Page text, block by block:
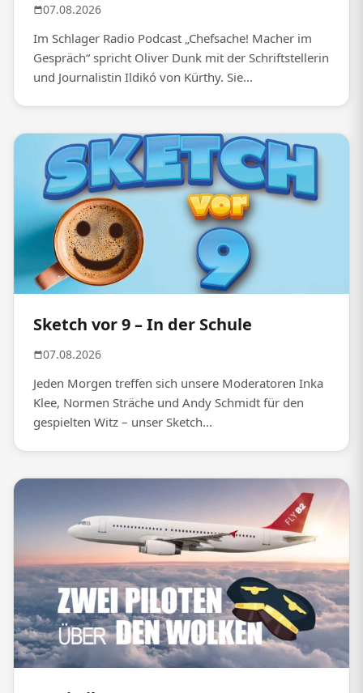
07.08.2026
Im Schlager Radio Podcast „Chefsache! Macher im
Gespräch“ spricht Oliver Dunk mit der Schriftstellerin
und Journalistin Ildikó von Kürthy. Sie...
Sketch vor 9 – In der Schule
07.08.2026
Jeden Morgen treffen sich unsere Moderatoren Inka
Klee, Normen Sträche und Andy Schmidt für den
gespielten Witz – unser Sketch...